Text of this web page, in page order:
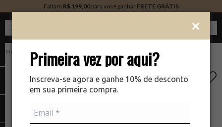
Primeira vez por aqui?
Inscreva-se agora e ganhe 10% de desconto
em sua primeira compra.
Faltam R$ 199,00para você ganhar FRETE GRÁTIS
PERFUMARIA